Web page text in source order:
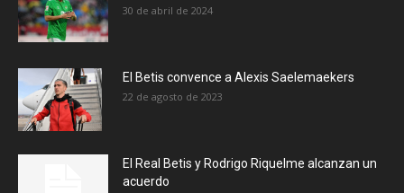
30 de abril de 2024
El Betis convence a Alexis Saelemaekers
22 de agosto de 2023
El Real Betis y Rodrigo Riquelme alcanzan un
acuerdo